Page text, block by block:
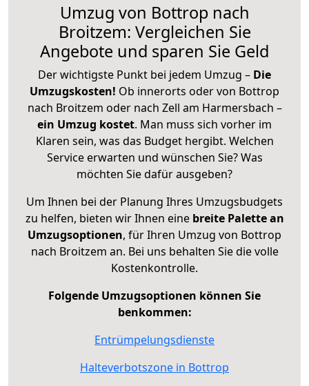
Umzug von Bottrop nach
Broitzem: Vergleichen Sie
Angebote und sparen Sie Geld
Der wichtigste Punkt bei jedem Umzug – Die
Umzugskosten! Ob innerorts oder von Bottrop
nach Broitzem oder nach Zell am Harmersbach –
ein Umzug kostet. Man muss sich vorher im
Klaren sein, was das Budget hergibt. Welchen
Service erwarten und wünschen Sie? Was
möchten Sie dafür ausgeben?
Um Ihnen bei der Planung Ihres Umzugsbudgets
zu helfen, bieten wir Ihnen eine breite Palette an
Umzugsoptionen, für Ihren Umzug von Bottrop
nach Broitzem an. Bei uns behalten Sie die volle
Kostenkontrolle.
Folgende Umzugsoptionen können Sie
benkommen:
Entrümpelungsdienste
Halteverbotszone in Bottrop